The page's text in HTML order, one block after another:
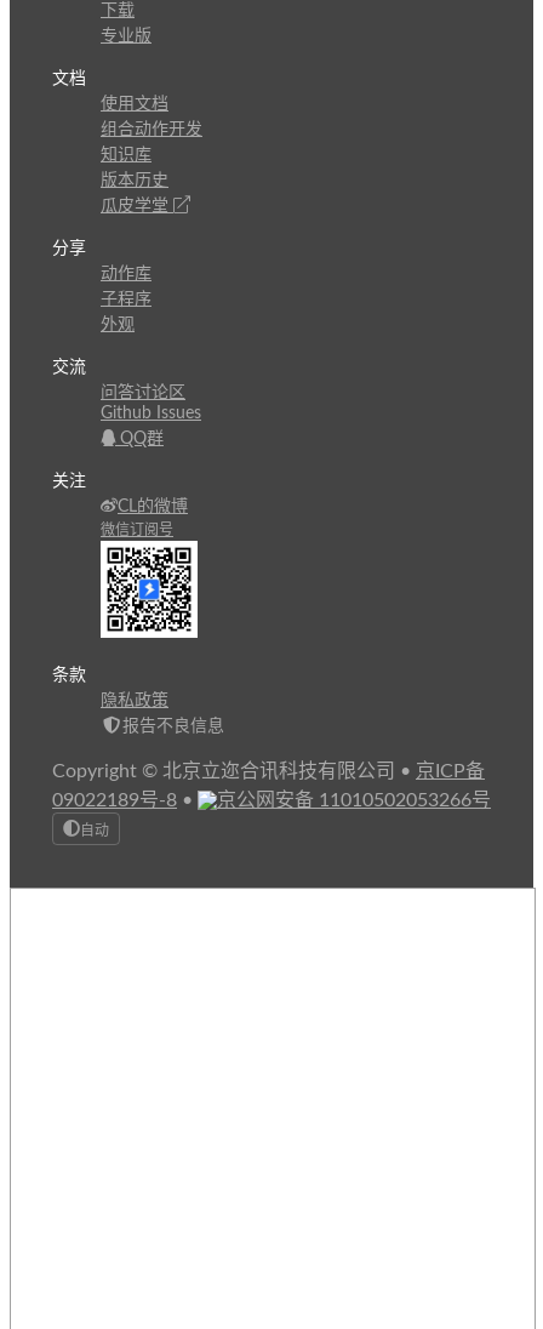
下载
专业版
文档
使用文档
组合动作开发
知识库
版本历史
瓜皮学堂
分享
动作库
子程序
外观
交流
问答讨论区
Github Issues
QQ群
关注
CL的微博
微信订阅号
条款
隐私政策
报告不良信息
Copyright © 北京立迩合讯科技有限公司 • 京ICP备
09022189号-8 • 京公网安备 11010502053266号
自动